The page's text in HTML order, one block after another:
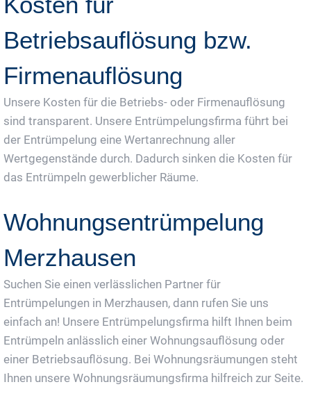
Betriebsauflösung bzw.
Firmenauflösung
Unsere Kosten für die Betriebs- oder Firmenauflösung
sind transparent. Unsere Entrümpelungsfirma führt bei
der Entrümpelung eine Wertanrechnung aller
Wertgegenstände durch. Dadurch sinken die Kosten für
das Entrümpeln gewerblicher Räume.
Wohnungsentrümpelung
Merzhausen
Suchen Sie einen verlässlichen Partner für
Entrümpelungen in Merzhausen, dann rufen Sie uns
einfach an! Unsere Entrümpelungsfirma hilft Ihnen beim
Entrümpeln anlässlich einer Wohnungsauflösung oder
einer Betriebsauflösung. Bei Wohnungsräumungen steht
Ihnen unsere Wohnungsräumungsfirma hilfreich zur Seite.